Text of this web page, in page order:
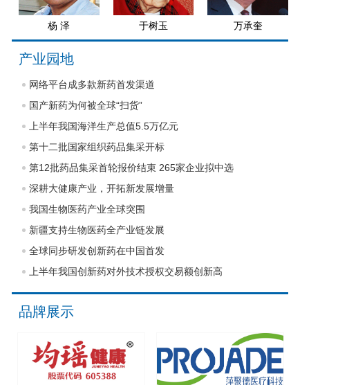
杨 泽 于树玉 万承奎
产业园地
网络平台成多款新药首发渠道
国产新药为何被全球“扫货”
上半年我国海洋生产总值5.5万亿元
第十二批国家组织药品集采开标
第12批药品集采首轮报价结束 265家企业拟中选
深耕大健康产业，开拓新发展增量
我国生物医药产业全球突围
新疆支持生物医药全产业链发展
全球同步研发创新药在中国首发
上半年我国创新药对外技术授权交易额创新高
品牌展示